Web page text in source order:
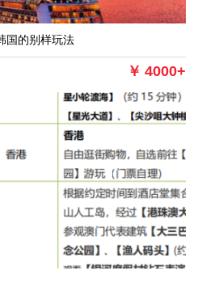
国的别样玩法
￥ 4000+